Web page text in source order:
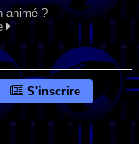
animé ?
S'inscrire